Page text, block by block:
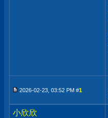
2026-02-23, 03:52 PM #1
小欣欣